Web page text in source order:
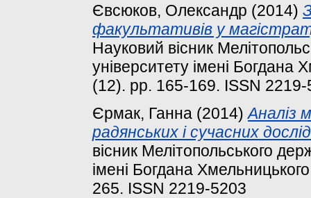
Євсюков, Олександр (2014)
факультативів у
Науковий вісник
університету імені Богдана
(12). pp. 165-169. ISSN
Єрмак, Ганна (2014)Аналіз
радянських і сучасних
вісник Мелітопольського
імені Богдана
265. ISSN 2219-5203